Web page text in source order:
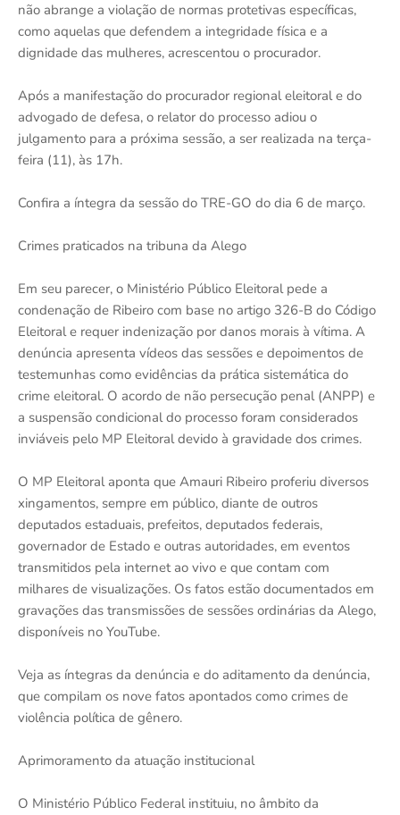
não abrange a violação de normas protetivas específicas,
como aquelas que defendem a integridade física e a
dignidade das mulheres, acrescentou o procurador.
Após a manifestação do procurador regional eleitoral e do
advogado de defesa, o relator do processo adiou o
julgamento para a próxima sessão, a ser realizada na terça-
feira (11), às 17h.
Confira a íntegra da sessão do TRE-GO do dia 6 de março.
Crimes praticados na tribuna da Alego
Em seu parecer, o Ministério Público Eleitoral pede a
condenação de Ribeiro com base no artigo 326-B do Código
Eleitoral e requer indenização por danos morais à vítima. A
denúncia apresenta vídeos das sessões e depoimentos de
testemunhas como evidências da prática sistemática do
crime eleitoral. O acordo de não persecução penal (ANPP) e
a suspensão condicional do processo foram considerados
inviáveis pelo MP Eleitoral devido à gravidade dos crimes.
O MP Eleitoral aponta que Amauri Ribeiro proferiu diversos
xingamentos, sempre em público, diante de outros
deputados estaduais, prefeitos, deputados federais,
governador de Estado e outras autoridades, em eventos
transmitidos pela internet ao vivo e que contam com
milhares de visualizações. Os fatos estão documentados em
gravações das transmissões de sessões ordinárias da Alego,
disponíveis no YouTube.
Veja as íntegras da denúncia e do aditamento da denúncia,
que compilam os nove fatos apontados como crimes de
violência política de gênero.
Aprimoramento da atuação institucional
O Ministério Público Federal instituiu, no âmbito da